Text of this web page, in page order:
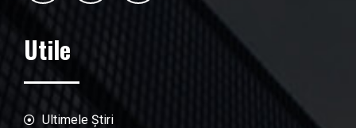
Utile
Ultimele Știri